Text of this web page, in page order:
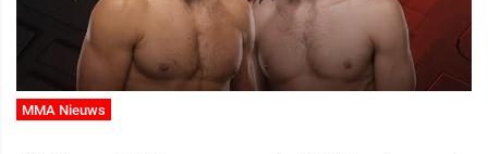
MMA Nieuws